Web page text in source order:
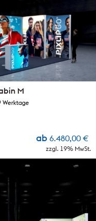
M
ab 6.480,00 €
zzgl. 19% MwSt.
Werktage